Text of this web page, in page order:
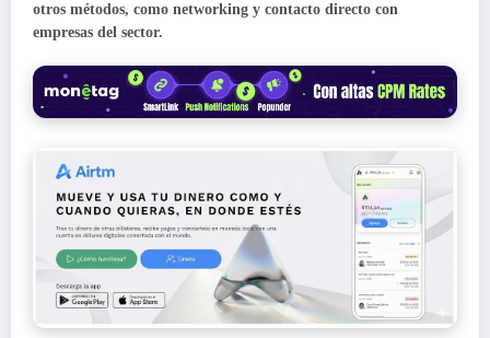
otros métodos, como networking y contacto directo con
empresas del sector.